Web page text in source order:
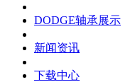
DODGE轴承展示
新闻资讯
下载中心